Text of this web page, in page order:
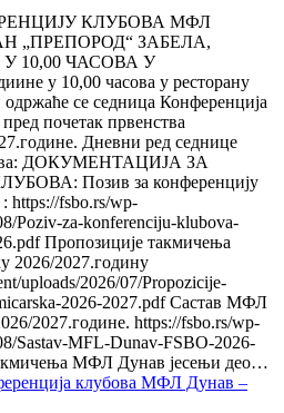
КЛУБОВА МФЛ
„ПРЕПОРОД“ ЗАБЕЛА,
У 10,00 ЧАСОВА У
у 10,00 часова у ресторану
се седница Конференција
почетак првенства
Дневни ред седнице
ДОКУМЕНТАЦИЈА ЗА
Позив за конференцију
fsbo.rs/wp-
Poziv-za-konferenciju-klubova-
Пропозиције такмичења
2026/2027.годину
uploads/2026/07/Propozicije-
2026-2027.pdf Састав МФЛ
2027.године. https://fsbo.rs/wp-
Sastav-MFL-Dunav-FSBO-2026-
МФЛ Дунав јесењи део…
клубова МФЛ Дунав –